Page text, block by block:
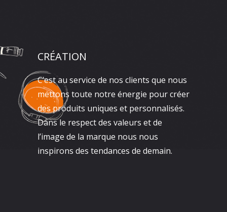
CRÉATION
C’est au service de nos clients que nous
mettons toute notre énergie pour créer
des produits uniques et personnalisés.
Dans le respect des valeurs et de
l’image de la marque nous nous
inspirons des tendances de demain.